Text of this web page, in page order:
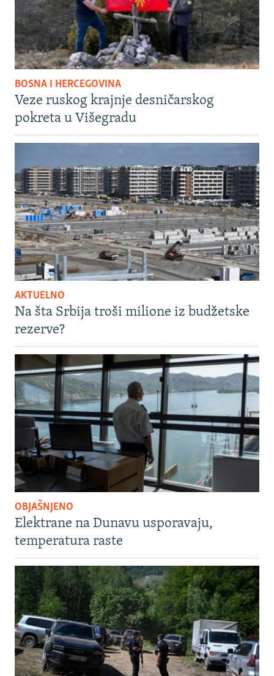
BOSNA I HERCEGOVINA
Veze ruskog krajnje desničarskog
pokreta u Višegradu
AKTUELNO
Na šta Srbija troši milione iz budžetske
rezerve?
OBJAŠNJENO
Elektrane na Dunavu usporavaju,
temperatura raste